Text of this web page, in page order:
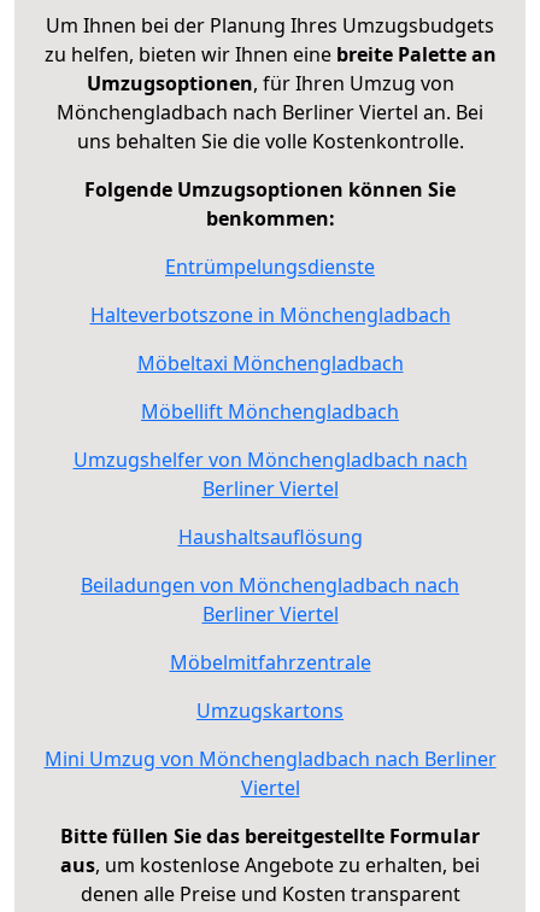
Um Ihnen bei der Planung Ihres Umzugsbudgets
zu helfen, bieten wir Ihnen eine breite Palette an
Umzugsoptionen, für Ihren Umzug von
Mönchengladbach nach Berliner Viertel an. Bei
uns behalten Sie die volle Kostenkontrolle.
Folgende Umzugsoptionen können Sie
benkommen:
Entrümpelungsdienste
Halteverbotszone in Mönchengladbach
Möbeltaxi Mönchengladbach
Möbellift Mönchengladbach
Umzugshelfer von Mönchengladbach nach
Berliner Viertel
Haushaltsauflösung
Beiladungen von Mönchengladbach nach
Berliner Viertel
Möbelmitfahrzentrale
Umzugskartons
Mini Umzug von Mönchengladbach nach Berliner
Viertel
Bitte füllen Sie das bereitgestellte Formular
aus, um kostenlose Angebote zu erhalten, bei
denen alle Preise und Kosten transparent